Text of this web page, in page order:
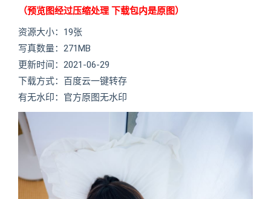
（预览图经过压缩处理 下载包内是原图）
资源大小：19张
写真数量：271MB
更新时间：2021-06-29
下载方式：百度云一键转存
有无水印：官方原图无水印